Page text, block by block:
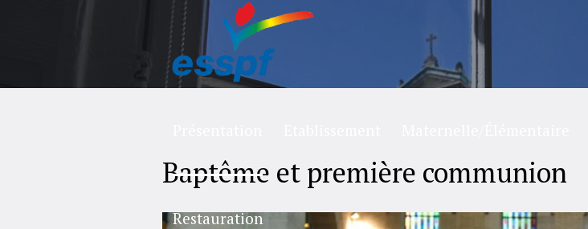
Restauration
Baptême et première communion